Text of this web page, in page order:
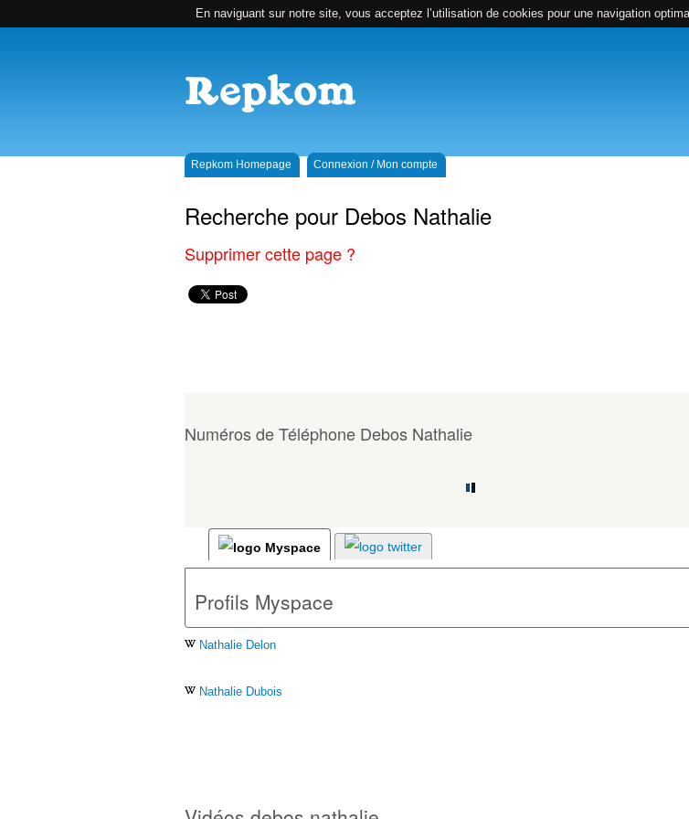
En naviguant sur notre site, vous acceptez l’utilisation de cookies pour une navigation
Repkom Homepage Connexion / Mon compte
Recherche pour Debos Nathalie
Supprimer cette page ?
Numéros de Téléphone Debos Nathalie
Profils Myspace
Nathalie Delon
Nathalie Dubois